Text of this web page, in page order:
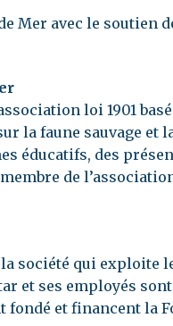
Mer avec le soutien
loi 1901
la faune sauvage et
éducatifs, des
de
la société qui
et ses employés
fondé et financent la